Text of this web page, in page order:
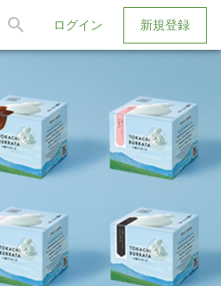
ログイン 新規登録